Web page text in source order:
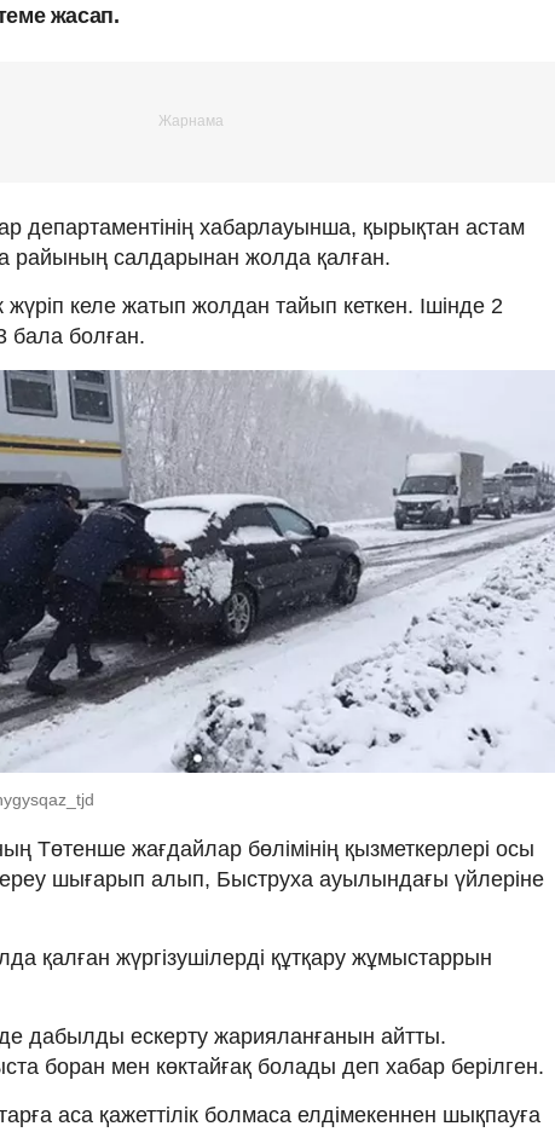
жасап.
департаментінің хабарлауынша, қырықтан астам
райының салдарынан жолда қалған.
жүріп келе жатып жолдан тайып кеткен. Ішінде 2
бала болған.
Төтенше жағдайлар бөлімінің қызметкерлері осы
шығарып алып, Быструха ауылындағы үйлеріне
қалған жүргізушілерді құтқару жұмыстаррын
дабылды ескерту жарияланғанын айтты.
боран мен көктайғақ болады деп хабар берілген.
аса қажеттілік болмаса елдімекеннен шықпауға